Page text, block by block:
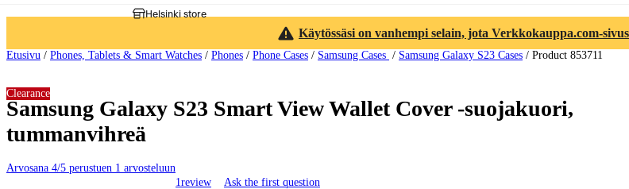
Helsinki store
Käytössäsi on vanhempi selain, jota Verkkokauppa.com-
Etusivu / Phones, Tablets & Smart Watches / Phones / Phone Cases / Samsung Cases / Samsung Galaxy S23 Cases / Product 853711
Samsung Galaxy S23 Smart View Wallet Cover -suojakuori,
tummanvihreä
Arvosana 4/5 perustuen 1 arvosteluun
1review Ask the first question
Clearance